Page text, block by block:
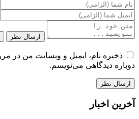
ارسال نظر
ذخیره نام، ایمیل و وبسایت من در
دوباره دیدگاهی می‌نویسم.
آخرین اخبار